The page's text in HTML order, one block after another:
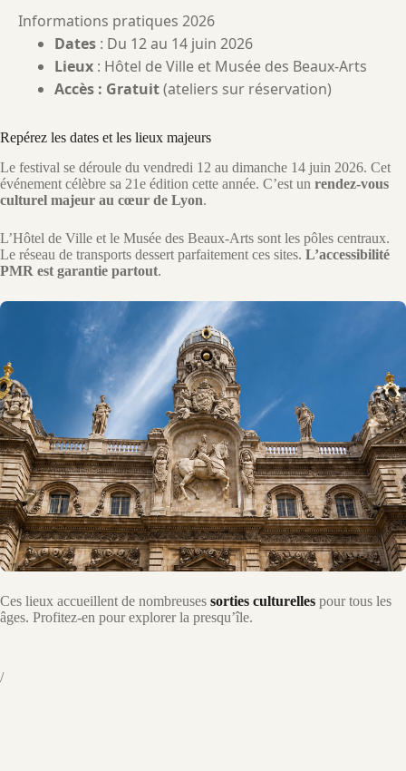
Informations pratiques 2026
Dates : Du 12 au 14 juin 2026
Lieux : Hôtel de Ville et Musée des Beaux-Arts
Accès : Gratuit(ateliers sur réservation)
Repérez les dates et les lieux majeurs
Le festival se déroule du vendredi 12 au dimanche 14 juin 2026. Cet
événement célèbre sa 21e édition cette année. C’est un rendez-vous
culturel majeur au cœur de Lyon.
L’Hôtel de Ville et le Musée des Beaux-Arts sont les pôles centraux.
Le réseau de transports dessert parfaitement ces sites. L’accessibilité
PMR est garantie partout.
Ces lieux accueillent de nombreuses sorties culturelles pour tous les
âges. Profitez-en pour explorer la presqu’île.
/